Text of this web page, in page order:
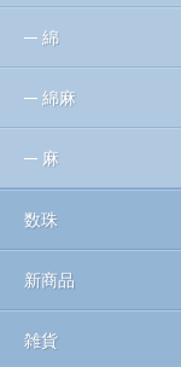
綿
綿麻
麻
数珠
新商品
雑貨